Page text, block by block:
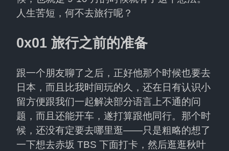
人生苦短，何不去旅行呢？
0x01 旅行之前的准备
跟一个朋友聊了之后，正好他那个时候也要去
日本，而且比我时间玩的久，还在日有认识小
留方便跟我们一起解决部分语言上不通的问
题，而且还能开车，遂打算跟他同行。那个时
候，还没有定要去哪里逛——只是粗略的想了
一下想去赤坂 TBS 下面打卡，然后逛逛秋叶